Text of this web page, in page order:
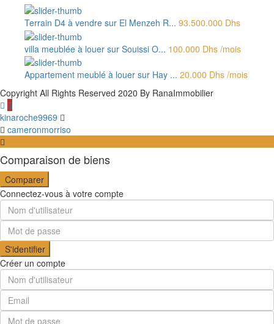
Terrain D4 à vendre sur El Menzeh R... 93.500.000 Dhs
villa meublée à louer sur Souissi O... 100.000 Dhs /mois
Appartement meublé à louer sur Hay ... 20.000 Dhs /mois
Copyright All Rights Reserved 2020 By RanaImmobilier
kinaroche9969
cameronmorriso
Comparaison de biens
Comparer
Connectez-vous à votre compte
S'identifier
Créer un compte